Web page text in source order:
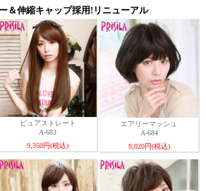
＆伸縮キャップ採用!リニューアル
ピュアストレート
A-683
9,350円(税込)
エアリーマッシュ
A-684
9,020円(税込)